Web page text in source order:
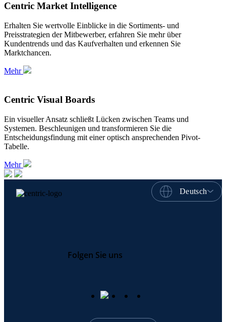
Centric Market Intelligence
Erhalten Sie wertvolle Einblicke in die Sortiments- und
Preisstrategien der Mitbewerber, erfahren Sie mehr über
Kundentrends und das Kaufverhalten und erkennen Sie
Marktchancen.
Mehr
Centric Visual Boards
Ein visueller Ansatz schließt Lücken zwischen Teams und
Systemen. Beschleunigen und transformieren Sie die
Entscheidungsfindung mit einer optisch ansprechenden Pivot-
Tabelle.
Mehr
Deutsch
Folgen Sie uns